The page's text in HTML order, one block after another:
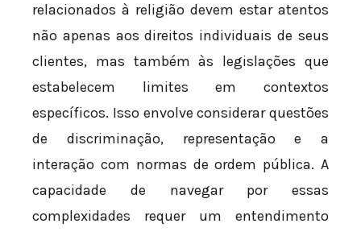
relacionados à religião devem estar atentos
não apenas aos direitos individuais de seus
clientes, mas também às legislações que
estabelecem limites em contextos
específicos. Isso envolve considerar questões
de discriminação, representação e a
interação com normas de ordem pública. A
capacidade de navegar por essas
complexidades requer um entendimento